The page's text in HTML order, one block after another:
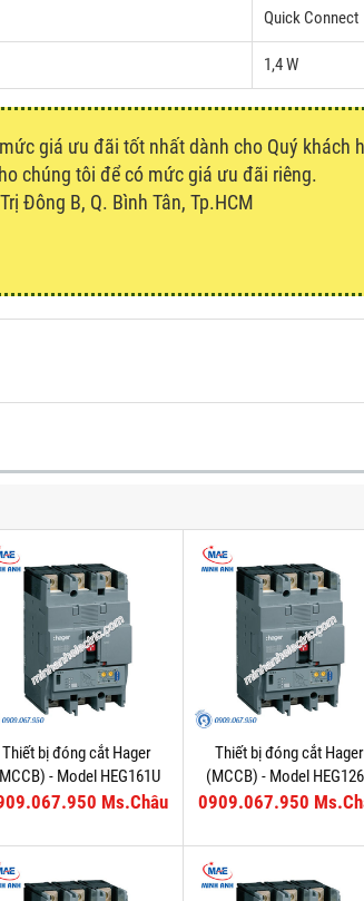
Quick Connect
1,4 W
giá ưu đãi tốt nhất dành cho Quý khách
chúng tôi để có mức giá ưu đãi riêng.
Đông B, Q. Bình Tân, Tp.HCM
Thiết bị đóng cắt Hager
- Model HEG161U
Ms.Châu
Thiết bị đóng cắt Hager
(MCCB) - Model
0909.067.950